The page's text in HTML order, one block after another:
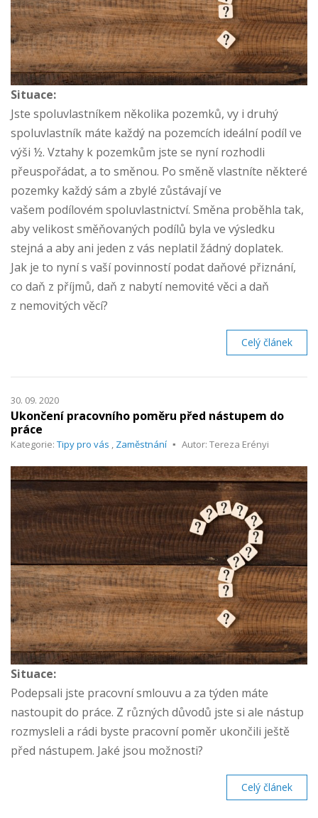
Situace:
Jste spoluvlastníkem několika pozemků, vy i druhý
spoluvlastník máte každý na pozemcích ideální podíl ve
výši ½. Vztahy k pozemkům jste se nyní rozhodli
přeuspořádat, a to směnou. Po směně vlastníte některé
pozemky každý sám a zbylé zůstávají ve
vašem podílovém spoluvlastnictví. Směna proběhla tak,
aby velikost směňovaných podílů byla ve výsledku
stejná a aby ani jeden z vás neplatil žádný doplatek.
Jak je to nyní s vaší povinností podat daňové přiznání,
co daň z příjmů, daň z nabytí nemovité věci a daň
z nemovitých věcí?
Celý článek
30. 09. 2020
Ukončení pracovního poměru před nástupem do
práce
Kategorie: Tipy pro vás , Zaměstnání Autor: Tereza Erényi
Situace:
Podepsali jste pracovní smlouvu a za týden máte
nastoupit do práce. Z různých důvodů jste si ale nástup
rozmysleli a rádi byste pracovní poměr ukončili ještě
před nástupem. Jaké jsou možnosti?
Celý článek